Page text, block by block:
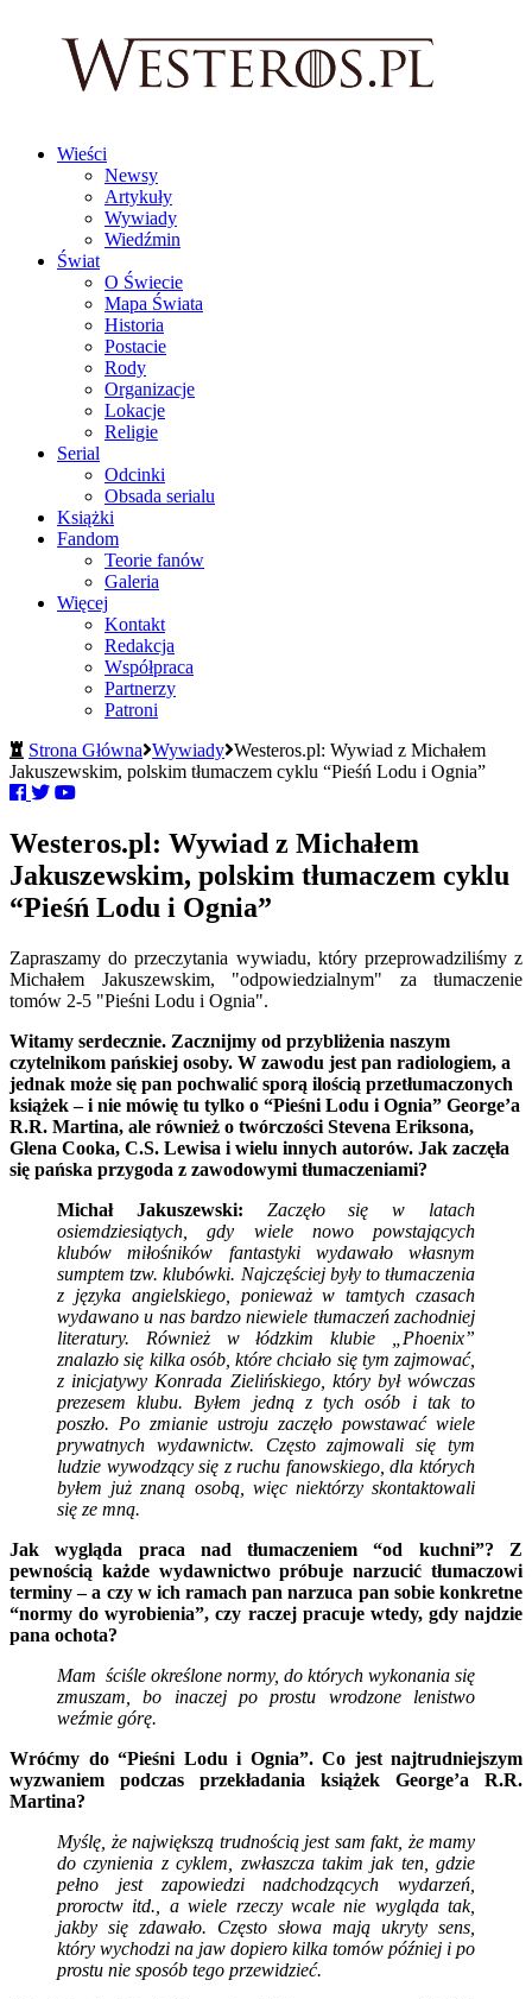
Wieści
Newsy
Artykuły
Wywiady
Wiedźmin
Świat
O Świecie
Mapa Świata
Historia
Postacie
Rody
Organizacje
Lokacje
Religie
Serial
Odcinki
Obsada serialu
Książki
Fandom
Teorie fanów
Galeria
Więcej
Kontakt
Redakcja
Współpraca
Partnerzy
Patroni
Strona Główna Wywiady Westeros.pl: Wywiad z Michałem
Jakuszewskim, polskim tłumaczem cyklu “Pieśń Lodu i Ognia”
Westeros.pl: Wywiad z Michałem
Jakuszewskim, polskim tłumaczem cyklu
“Pieśń Lodu i Ognia”
Zapraszamy do przeczytania wywiadu, który przeprowadziliśmy z
Michałem Jakuszewskim, "odpowiedzialnym" za tłumaczenie
tomów 2-5 "Pieśni Lodu i Ognia".
Witamy serdecznie. Zacznijmy od przybliżenia naszym
czytelnikom pańskiej osoby. W zawodu jest pan radiologiem, a
jednak może się pan pochwalić sporą ilością przetłumaczonych
książek – i nie mówię tu tylko o “Pieśni Lodu i Ognia” George’a
R.R. Martina, ale również o twórczości Stevena Eriksona,
Glena Cooka, C.S. Lewisa i wielu innych autorów. Jak zaczęła
się pańska przygoda z zawodowymi tłumaczeniami?
Michał Jakuszewski: Zaczęło się w latach
osiemdziesiątych, gdy wiele nowo powstających
klubów miłośników fantastyki wydawało własnym
sumptem tzw. klubówki. Najczęściej były to tłumaczenia
z języka angielskiego, ponieważ w tamtych czasach
wydawano u nas bardzo niewiele tłumaczeń zachodniej
literatury. Również w łódzkim klubie „Phoenix”
znalazło się kilka osób, które chciało się tym zajmować,
z inicjatywy Konrada Zielińskiego, który był wówczas
prezesem klubu. Byłem jedną z tych osób i tak to
poszło. Po zmianie ustroju zaczęło powstawać wiele
prywatnych wydawnictw. Często zajmowali się tym
ludzie wywodzący się z ruchu fanowskiego, dla których
byłem już znaną osobą, więc niektórzy skontaktowali
się ze mną.
Jak wygląda praca nad tłumaczeniem “od kuchni”? Z
pewnością każde wydawnictwo próbuje narzucić tłumaczowi
terminy – a czy w ich ramach pan narzuca pan sobie konkretne
“normy do wyrobienia”, czy raczej pracuje wtedy, gdy najdzie
pana ochota?
Mam ściśle określone normy, do których wykonania się
zmuszam, bo inaczej po prostu wrodzone lenistwo
weźmie górę.
Wróćmy do “Pieśni Lodu i Ognia”. Co jest najtrudniejszym
wyzwaniem podczas przekładania książek George’a R.R.
Martina?
Myślę, że największą trudnością jest sam fakt, że mamy
do czynienia z cyklem, zwłaszcza takim jak ten, gdzie
pełno jest zapowiedzi nadchodzących wydarzeń,
proroctw itd., a wiele rzeczy wcale nie wygląda tak,
jakby się zdawało. Często słowa mają ukryty sens,
który wychodzi na jaw dopiero kilka tomów później i po
prostu nie sposób tego przewidzieć.